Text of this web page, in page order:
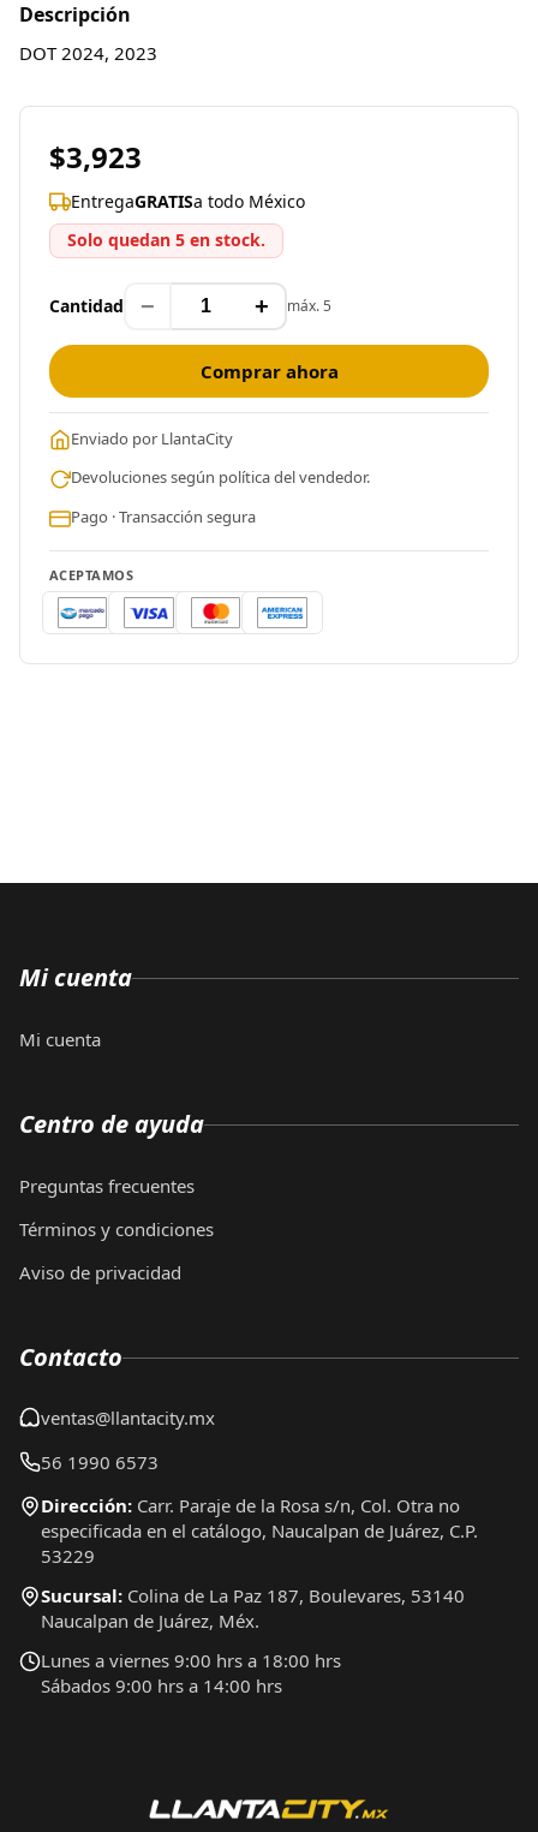
Descripción
DOT 2024, 2023
$3,923
EntregaGRATISa todo México
Solo quedan 5 en stock.
Cantidad − + máx. 5
Comprar ahora
Enviado por LlantaCity
Devoluciones según política del vendedor.
Pago · Transacción segura
ACEPTAMOS
Mi cuenta
Mi cuenta
Centro de ayuda
Preguntas frecuentes
Términos y condiciones
Aviso de privacidad
Contacto
ventas@llantacity.mx
56 1990 6573
Dirección: Carr. Paraje de la Rosa s/n, Col. Otra no
especificada en el catálogo, Naucalpan de Juárez, C.P.
53229
Sucursal: Colina de La Paz 187, Boulevares, 53140
Naucalpan de Juárez, Méx.
Lunes a viernes 9:00 hrs a 18:00 hrs
Sábados 9:00 hrs a 14:00 hrs